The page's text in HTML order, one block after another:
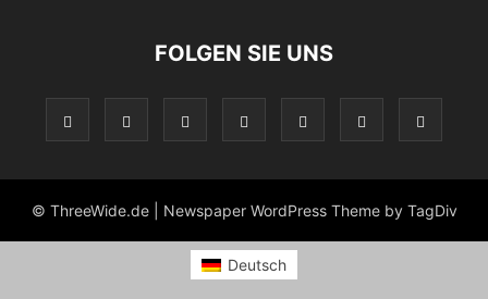
FOLGEN SIE UNS
© ThreeWide.de | Newspaper WordPress Theme by TagDiv
Deutsch